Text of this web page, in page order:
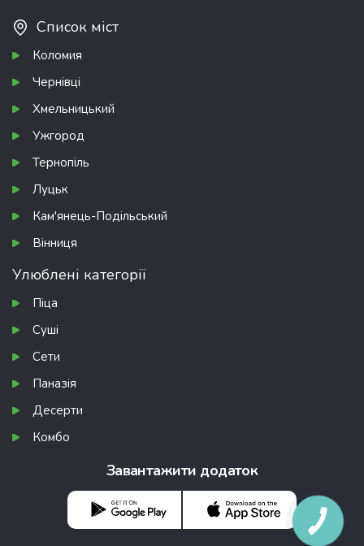
Список міст
Коломия
Чернівці
Хмельницький
Ужгород
Тернопіль
Луцьк
Кам'янець-Подільський
Вінниця
Улюблені категорії
Піца
Суші
Сети
Паназія
Десерти
Комбо
Завантажити додаток